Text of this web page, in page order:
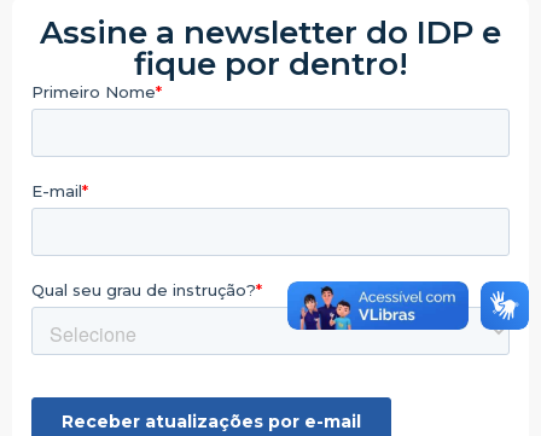
Assine a newsletter do IDP e
fique por dentro!